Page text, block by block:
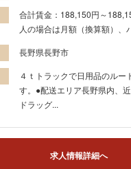
合計賃金：188,150円～
人の場合は月額（換算額）、
長野県長野市
４ｔトラックで日用品のルー
す。●配送エリア長野県内、
ドラッグ...
求人情報詳細へ